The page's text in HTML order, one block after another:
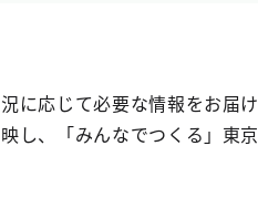
に応じて必要な情報をお届け
し、「みんなでつくる」東京